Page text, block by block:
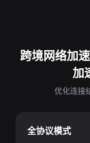
跨境网络加
加
优化连接
全协议模式